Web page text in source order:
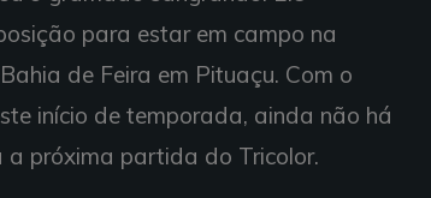
para estar em campo na
de Feira em Pituaçu. Com o
início de temporada, ainda não há
próxima partida do Tricolor.